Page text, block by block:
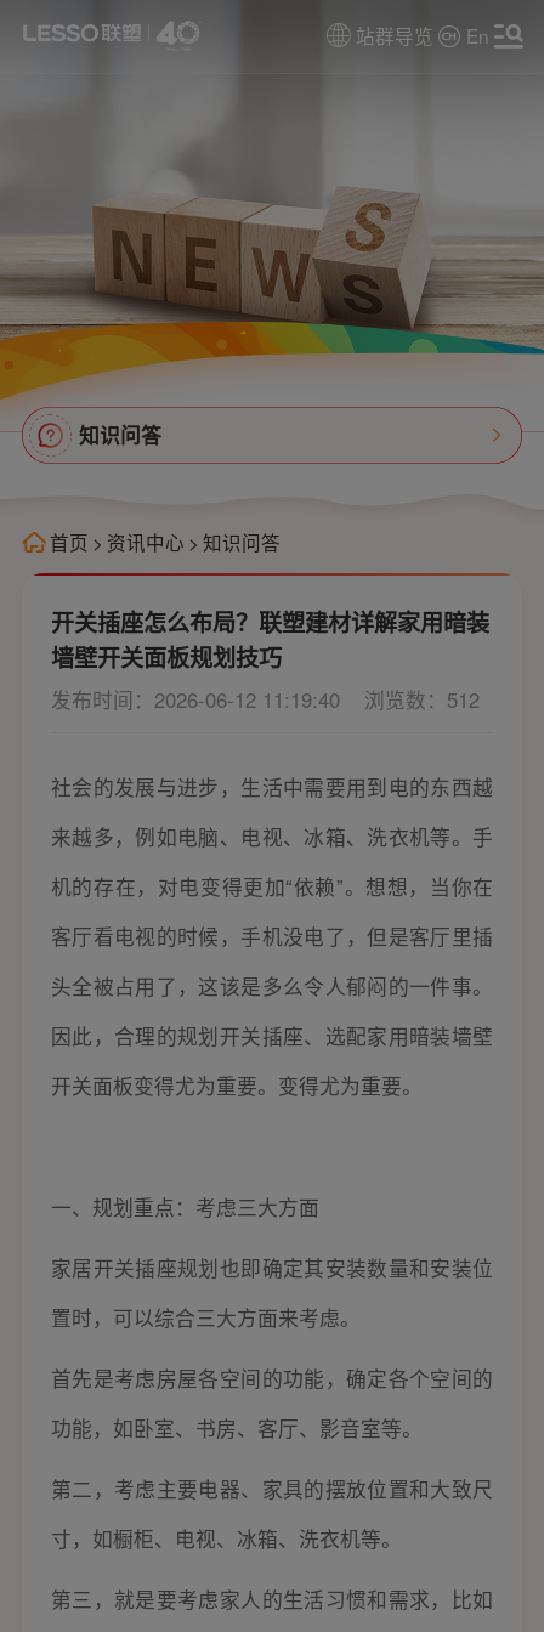
站群导览 En
知识问答
首页 > 资讯中心 > 知识问答
开关插座怎么布局？联塑建材详解家用暗装
墙壁开关面板规划技巧
发布时间：2026-06-12 11:19:40 浏览数：512
社会的发展与进步，生活中需要用到电的东西越
来越多，例如电脑、电视、冰箱、洗衣机等。手
机的存在，对电变得更加“依赖”。想想，当你在
客厅看电视的时候，手机没电了，但是客厅里插
头全被占用了，这该是多么令人郁闷的一件事。
因此，合理的规划开关插座、选配家用暗装墙壁
开关面板变得尤为重要。变得尤为重要。
一、规划重点：考虑三大方面
家居开关插座规划也即确定其安装数量和安装位
置时，可以综合三大方面来考虑。
首先是考虑房屋各空间的功能，确定各个空间的
功能，如卧室、书房、客厅、影音室等。
第二，考虑主要电器、家具的摆放位置和大致尺
寸，如橱柜、电视、冰箱、洗衣机等。
第三，就是要考虑家人的生活习惯和需求，比如